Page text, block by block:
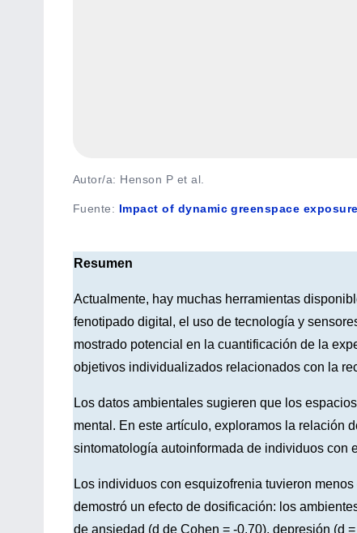
Autor/a: Henson P et al.
Fuente: Impact of dynamic greenspace
Resumen
Actualmente, hay muchas herramientas
fenotipado digital, el uso de tecnología y
mostrado potencial en la cuantificación de la
objetivos individualizados relacionados con la
Los datos ambientales sugieren que los
mental. En este artículo, exploramos la relación
sintomatología autoinformada de individuos con
Los individuos con esquizofrenia tuvieron
demostró un efecto de dosificación: los
de ansiedad (d de Cohen = -0,70), depresión (d